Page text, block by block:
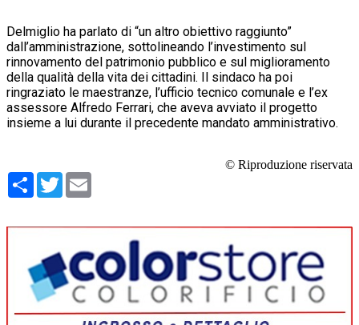
Delmiglio ha parlato di “un altro obiettivo raggiunto”
dall’amministrazione, sottolineando l’investimento sul
rinnovamento del patrimonio pubblico e sul miglioramento
della qualità della vita dei cittadini. Il sindaco ha poi
ringraziato le maestranze, l’ufficio tecnico comunale e l’ex
assessore Alfredo Ferrari, che aveva avviato il progetto
insieme a lui durante il precedente mandato amministrativo.
© Riproduzione riservata
Condividi
Twitter